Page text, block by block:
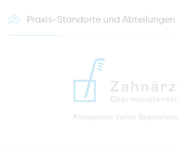
info@zahnaerzte-in-regensburg.de
Praxis-Standorte und Abteilungen